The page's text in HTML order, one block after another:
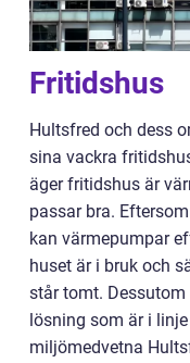
Fritidshus
Hultsfred och dess
sina vackra
äger fritidshus är
passar bra.
kan värmepumpar
huset är i bruk och
står tomt.
lösning som är i
miljömedvetna